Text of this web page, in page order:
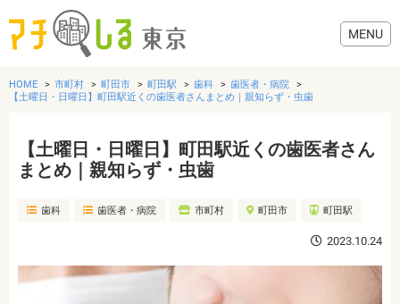
グルメ
美容・健康
歯医者・病院
HOME 市町村 町田市 町田駅 歯科
歯医者・病院
【土曜日・日曜日】町田駅近くの歯医者さんまとめ｜親知らず・虫歯
【土曜日・日曜日】町田駅近くの歯医者さん
まとめ｜親知らず・虫歯
歯科 歯医者・病院 市町村 町田市 町田駅
2023.10.24